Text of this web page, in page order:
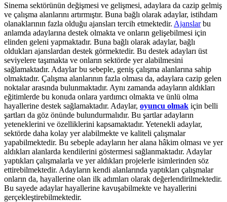
Sinema sektörünün değişmesi ve gelişmesi, adaylara da cazip gelmiş
ve çalışma alanlarını artırmıştır. Buna bağlı olarak adaylar, istihdam
olanaklarının fazla olduğu ajansları tercih etmektedir. Ajanslarbu
anlamda adaylarına destek olmakta ve onların gelişebilmesi için
elinden geleni yapmaktadır. Buna bağlı olarak adaylar, bağlı
oldukları ajanslardan destek görmektedir. Bu destek adayları üst
seviyelere taşımakta ve onların sektörde yer alabilmesini
sağlamaktadır. Adaylar bu sebeple, geniş çalışma alanlarına sahip
olmaktadır. Çalışma alanlarının fazla olması da, adaylara cazip gelen
noktalar arasında bulunmaktadır. Aynı zamanda adayların aldıkları
eğitimlerde bu konuda onlara yardımcı olmakta ve ünlü olma
hayallerine destek sağlamaktadır. Adaylar, oyuncu olmak için belli
şartları da göz önünde bulundurmalıdır. Bu şartlar adayların
yeteneklerini ve özelliklerini kapsamaktadır. Yetenekli adaylar,
sektörde daha kolay yer alabilmekte ve kaliteli çalışmalar
yapabilmektedir. Bu sebeple adayların her alana hâkim olması ve yer
aldıkları alanlarda kendilerini göstermesi sağlanmaktadır. Adaylar
yaptıkları çalışmalarla ve yer aldıkları projelerle isimlerinden söz
ettirebilmektedir. Adayların kendi alanlarında yaptıkları çalışmalar
onların da, hayallerine olan ilk adımları olarak değerlendirilmektedir.
Bu sayede adaylar hayallerine kavuşabilmekte ve hayallerini
gerçekleştirebilmektedir.